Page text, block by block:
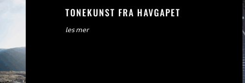
TONEKUNST FRA HAVGAPET
les mer